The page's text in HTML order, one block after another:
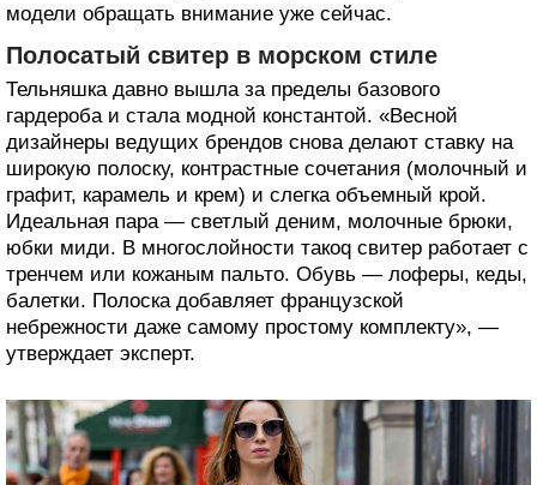
модели обращать внимание уже сейчас.
Полосатый свитер в морском стиле
Тельняшка давно вышла за пределы базового
гардероба и стала модной константой. «Весной
дизайнеры ведущих брендов снова делают ставку на
широкую полоску, контрастные сочетания (молочный и
графит, карамель и крем) и слегка объемный крой.
Идеальная пара — светлый деним, молочные брюки,
юбки миди. В многослойности такоq свитер работает с
тренчем или кожаным пальто. Обувь — лоферы, кеды,
балетки. Полоска добавляет французской
небрежности даже самому простому комплекту», —
утверждает эксперт.